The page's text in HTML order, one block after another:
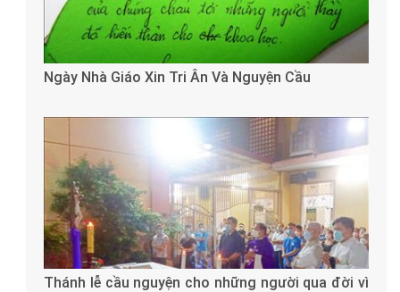
Ngày Nhà Giáo Xin Tri Ân Và Nguyện Cầu
Thánh lễ cầu nguyện cho những người qua đời vì